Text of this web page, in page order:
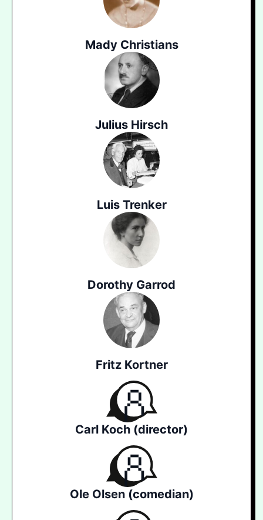
Mady Christians
Julius Hirsch
Luis Trenker
Dorothy Garrod
Fritz Kortner
Carl Koch (director)
Ole Olsen (comedian)